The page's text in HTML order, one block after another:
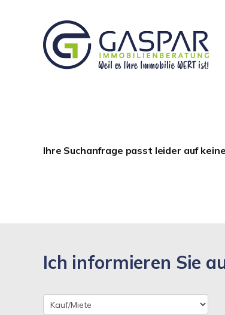
Ihre Suchanfrage passt leider auf
Ich informieren Sie